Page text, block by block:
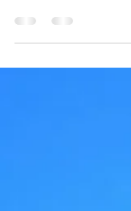
Jahrhundert vom
erbaut. Die